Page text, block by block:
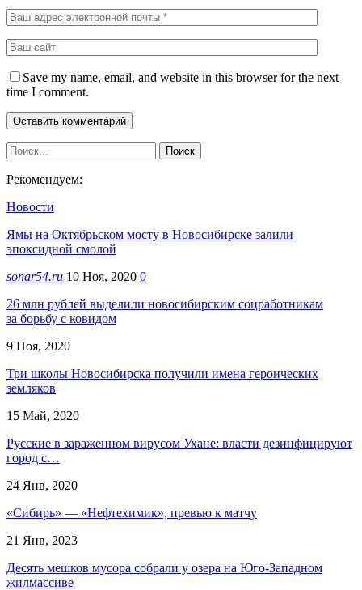
Save my name, email, and website in this browser for the next
time I comment.
Рекомендуем:
Новости
Ямы на Октябрьском мосту в Новосибирске залили
эпоксидной смолой
sonar54.ru 10 Ноя, 2020 0
26 млн рублей выделили новосибирским соцработникам
за борьбу с ковидом
9 Ноя, 2020
Три школы Новосибирска получили имена героических
земляков
15 Май, 2020
Русские в зараженном вирусом Ухане: власти дезинфицируют
город с…
24 Янв, 2020
«Сибирь» — «Нефтехимик», превью к матчу
21 Янв, 2023
Десять мешков мусора собрали у озера на Юго-Западном
жилмассиве